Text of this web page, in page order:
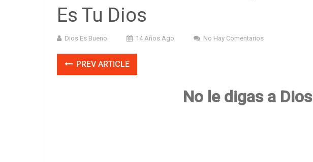
Es Tu Dios
Dios Es Bueno 14 Años Ago No Hay Comentarios
PREV ARTICLE
No le digas a Dios